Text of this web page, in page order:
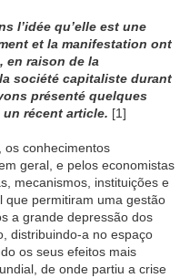
l’idée qu’elle est une
et la manifestation ont
en raison de la
société capitaliste durant
présenté quelques
récent article. [1]
os conhecimentos
geral, e pelos economistas
mecanismos, instituições e
que permitiram uma gestão
a grande depressão dos
distribuindo-a no espaço
os seus efeitos mais
de onde partiu a crise